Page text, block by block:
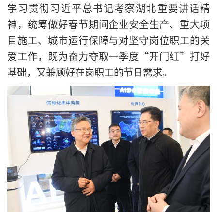
学习贯彻习近平总书记考察湖北重要讲话精
神，统筹做好春节期间企业安全生产、重大项
目施工、城市运行保障与对坚守岗位职工的关
爱工作，既为奋力夺取一季度“开门红”打好
基础，又兼顾好在岗职工的节日需求。